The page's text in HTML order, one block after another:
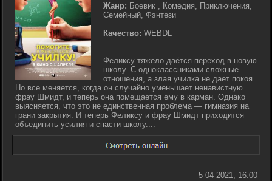
Жанр: Боевик , Комедия, Приключения,
Семейный, Фэнтези
Качество: WEBDL
Феликсу тяжело даётся переход в новую
школу. С одноклассниками сложные
отношения, а злая училка не дает покоя.
Но все меняется, когда он случайно уменьшает ненавистную
фрау Шмидт, и теперь она помещается ему в карман. Однако
выясняется, что это не единственная проблема — гимназия на
грани закрытия. И теперь Феликсу и фрау Шмидт приходится
объединить усилия и спасти школу....
5-04-2021, 16:00